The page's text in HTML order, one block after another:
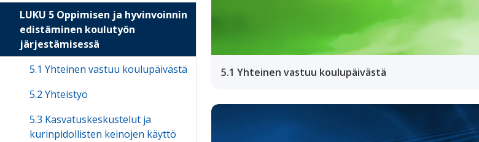
5.1 Yhteinen vastuu koulupäivästä
LUKU 5 Oppimisen ja hyvinvoinnin
edistäminen koulutyön
järjestämisessä
5.1 Yhteinen vastuu koulupäivästä
5.2 Yhteistyö
5.3 Kasvatuskeskustelut ja
kurinpidollisten keinojen käyttö